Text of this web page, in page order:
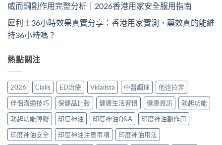
威而鋼副作用完整分析｜2026香港用家安全服用指南
犀利士36小時效果真實分享：香港用家實測，藥效真的能維
持36小時嗎？
熱點關注
2026 Cialis ED治療 Vidalista 中醫調理
他達拉非
伴侶溝通技巧
保健品比較 健康生活習慣 健康資訊
勃起功能
勃起功能障礙
印度神油 印度神油Q&A
印度神油副作用
印度神油安全
印度神油注意事項
印度神油用法